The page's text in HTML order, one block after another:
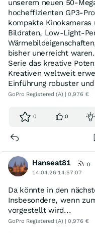
unserem neuen 50-
hocheffizienten GP3-
kompakte
Bildraten, Low-Light-
bisher unerreicht
Serie das kreative
Kreativen weltweit
Einführung robuster
GoPro Registered (A) | 0,976 €
0 0
Hanseat81
0
14.04.26 14:57:07
Da könnte in den
Insbesondere, wenn
vorgestellt wird...
GoPro Registered (A) | 0,976 €